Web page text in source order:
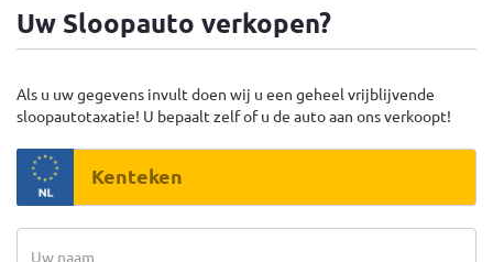
Uw Sloopauto verkopen?
Als u uw gegevens invult doen wij u een geheel vrijblijvende
sloopautotaxatie! U bepaalt zelf of u de auto aan ons verkoopt!